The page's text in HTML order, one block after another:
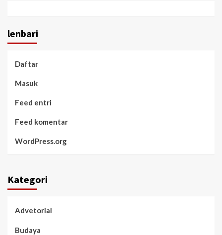
lenbari
Daftar
Masuk
Feed entri
Feed komentar
WordPress.org
Kategori
Advetorial
Budaya